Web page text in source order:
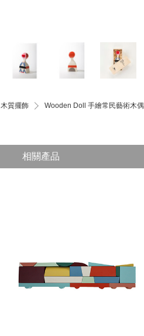
木質擺飾 Wooden Doll 手繪常民藝術木
相關產品